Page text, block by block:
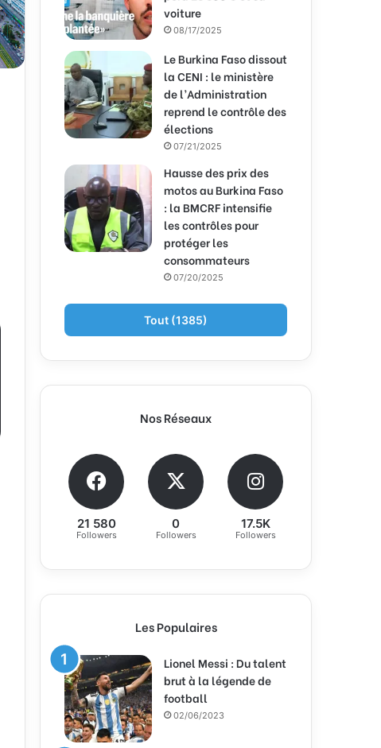
voiture
08/17/2025
Le Burkina Faso dissout
la CENI : le ministère
de l’Administration
reprend le contrôle des
élections
07/21/2025
Hausse des prix des
motos au Burkina Faso
: la BMCRF intensifie
les contrôles pour
protéger les
consommateurs
07/20/2025
Tout (1385)
Nos Réseaux
21 580
Followers
0
Followers
17.5K
Followers
Les Populaires
Lionel Messi : Du talent
brut à la légende de
football
02/06/2023